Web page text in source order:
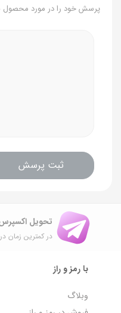
ابعاد
پرسش خود را در مورد محصول
ثبت پرسش
تحویل
در کمترین زمان
با رمز و راز
وبلاگ